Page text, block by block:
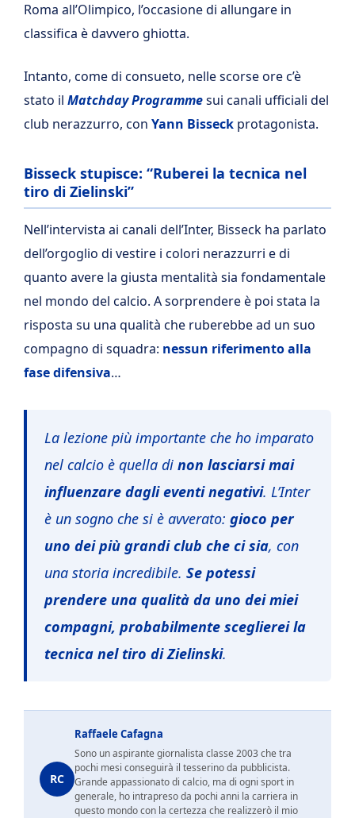
Roma all’Olimpico, l’occasione di allungare in
classifica è davvero ghiotta.
Intanto, come di consueto, nelle scorse ore c’è
stato il Matchday Programmesui canali ufficiali del
club nerazzurro, con Yann Bisseck protagonista.
Bisseck stupisce: “Ruberei la tecnica nel
tiro di Zielinski”
Nell’intervista ai canali dell’Inter, Bisseck ha parlato
dell’orgoglio di vestire i colori nerazzurri e di
quanto avere la giusta mentalità sia fondamentale
nel mondo del calcio. A sorprendere è poi stata la
risposta su una qualità che ruberebbe ad un suo
compagno di squadra: nessun riferimento alla
fase difensiva…
La lezione più importante che ho imparato
nel calcio è quella di non lasciarsi mai
influenzare dagli eventi negativi. L’Inter
è un sogno che si è avverato: gioco per
uno dei più grandi club che ci sia, con
una storia incredibile. Se potessi
prendere una qualità da uno dei miei
compagni, probabilmente sceglierei la
tecnica nel tiro di Zielinski.
RC
Raffaele Cafagna
Sono un aspirante giornalista classe 2003 che tra
pochi mesi conseguirà il tesserino da pubblicista.
Grande appassionato di calcio, ma di ogni sport in
generale, ho intrapreso da pochi anni la carriera in
questo mondo con la certezza che realizzerò il mio